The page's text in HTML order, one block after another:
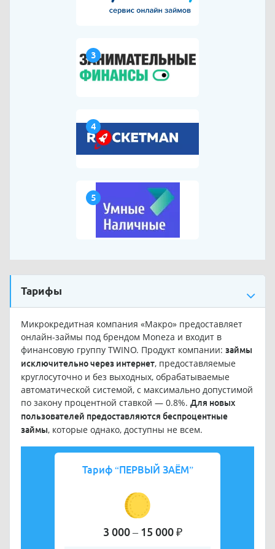
3
4
5
Тарифы
Микрокредитная компания «Макро» предоставляет
онлайн-займы под брендом Moneza и входит в
финансовую группу TWINO. Продукт компании: займы
исключительно через интернет, предоставляемые
круглосуточно и без выходных, обрабатываемые
автоматической системой, с максимально допустимой
по закону процентной ставкой — 0.8%. Для новых
пользователей предоставляются беспроцентные
займы, которые однако, доступны не всем.
Тариф “ПЕРВЫЙ ЗАЁМ”
3 000 – 15 000 ₽